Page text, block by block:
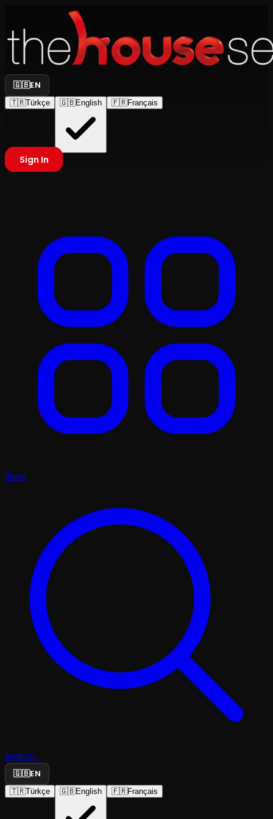
🇬🇧EN
🇹🇷Türkçe 🇬🇧English 🇫🇷Français
Sign In
Plays
Search...
🇬🇧EN
🇹🇷Türkçe 🇬🇧English 🇫🇷Français